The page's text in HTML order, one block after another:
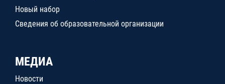
Новый набор
Сведения об образовательной организации
МЕДИА
Новости